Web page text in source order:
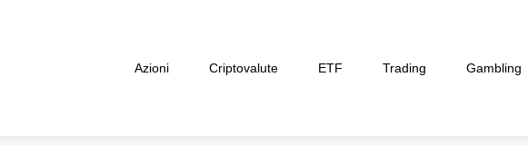
Azioni Criptovalute ETF Trading Gambling